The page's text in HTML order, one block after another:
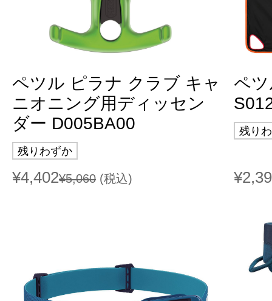
ペツル ピラナ クラブ キャ
ニオニング用ディッセン
ダー D005BA00
残りわずか
¥4,402¥5,060 (税込)
ペ
残り